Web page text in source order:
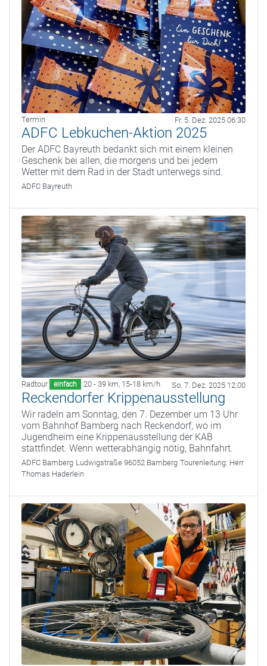
Termin Fr. 5. Dez. 2025 06:30
ADFC Lebkuchen-Aktion 2025
Der ADFC Bayreuth bedankt sich mit einem kleinen
Geschenk bei allen, die morgens und bei jedem
Wetter mit dem Rad in der Stadt unterwegs sind.
ADFC Bayreuth
Radtour einfach 20 - 39 km, 15-18 km/h So. 7. Dez. 2025 12:00
Reckendorfer Krippenausstellung
Wir radeln am Sonntag, den 7. Dezember um 13 Uhr
vom Bahnhof Bamberg nach Reckendorf, wo im
Jugendheim eine Krippenausstellung der KAB
stattfindet. Wenn wetterabhängig nötig, Bahnfahrt.
ADFC Bamberg Ludwigstraße 96052 Bamberg Tourenleitung: Herr
Thomas Haderlein